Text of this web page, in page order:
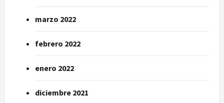
marzo 2022
febrero 2022
enero 2022
diciembre 2021